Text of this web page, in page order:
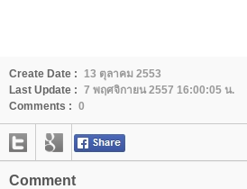
Create Date : 13 ตุลาคม 2553
Last Update : 7 พฤศจิกายน 2557 16:00:05 น.
Comments : 0
Comment